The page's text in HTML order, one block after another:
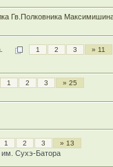
Гв.Полковника
1 2 3 » 11
1 2 3 » 25
1 2 3 » 13
им. Сухэ-Батора